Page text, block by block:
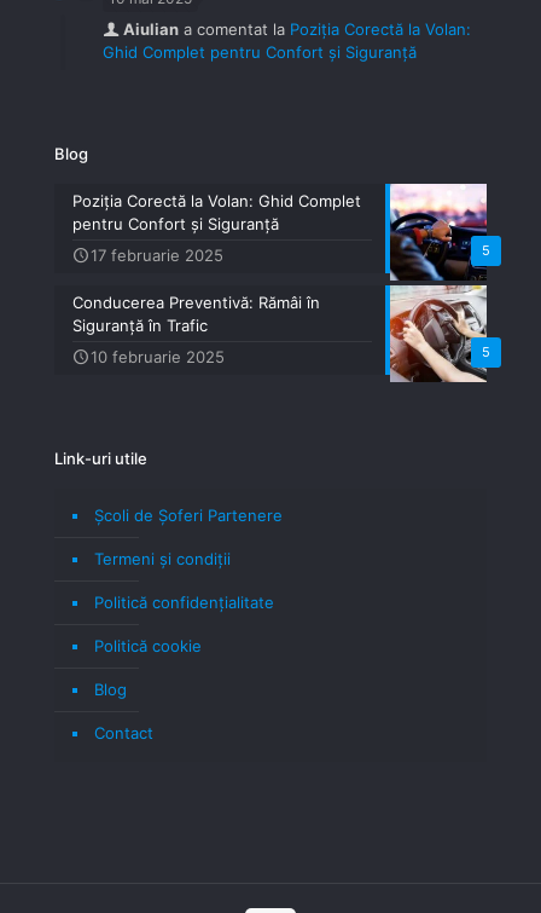
Aiulian a comentat la Poziția Corectă la Volan:
Ghid Complet pentru Confort și Siguranță
Blog
5
Poziția Corectă la Volan: Ghid Complet
pentru Confort și Siguranță
17 februarie 2025
5
Conducerea Preventivă: Rămâi în
Siguranță în Trafic
10 februarie 2025
Link-uri utile
Școli de Șoferi Partenere
Termeni şi condiţii
Politică confidenţialitate
Politică cookie
Blog
Contact